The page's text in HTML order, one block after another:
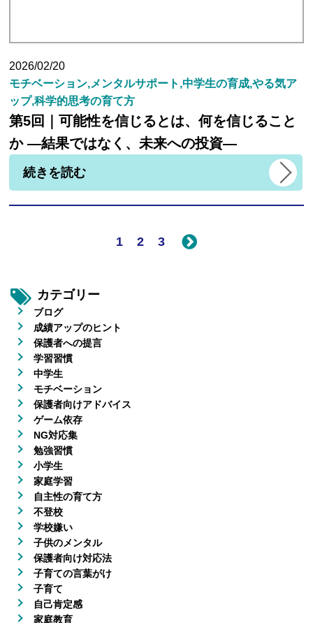
2026/02/20
モチベーション,メンタルサポート,中学生の育成,やる気ア
ップ,科学的思考の育て方
第5回｜可能性を信じるとは、何を信じること
か ―結果ではなく、未来への投資―
続きを読む
1 2 3
カテゴリー
ブログ
成績アップのヒント
保護者への提言
学習習慣
中学生
モチベーション
保護者向けアドバイス
ゲーム依存
NG対応集
勉強習慣
小学生
家庭学習
自主性の育て方
不登校
学校嫌い
子供のメンタル
保護者向け対応法
子育ての言葉がけ
子育て
自己肯定感
家庭教育